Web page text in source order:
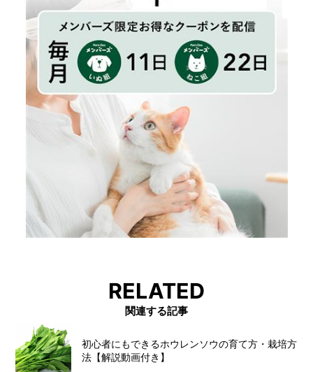
RELATED
関連する記事
初心者にもできるホウレンソウの育て方・栽培方
法【解説動画付き】